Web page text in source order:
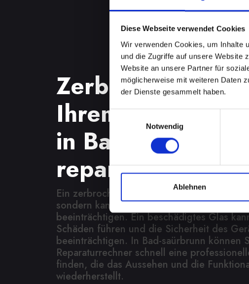
Diese Webseite verwendet Cookies
Wir verwenden Cookies, um Inhalte
und die Zugriffe auf unsere Website
Website an unsere Partner für
möglicherweise mit weiteren Daten
der Dienste gesammelt haben.
Notwendig
Ablehnen
Zerbrochenes
Ihrem IPHONE-
in Bad-
reparieren es
Ein zerbrochenes Glas ist nicht nur ein
sondern kann auch die Funktionalität Ihres
beeinträchtigen. Ein beschädigtes Glas
Schäden führen und die Sicherheit des
beeinträchtigen. In Bad-saürbrunn können
Reparaturrechner schnell eine
finden, die das Aussehen und die
wiederherstellt.